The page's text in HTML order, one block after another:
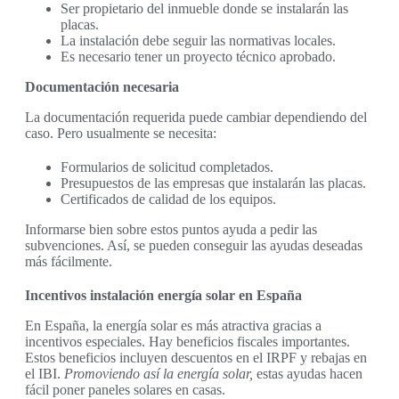
Ser propietario del inmueble donde se instalarán las
placas.
La instalación debe seguir las normativas locales.
Es necesario tener un proyecto técnico aprobado.
Documentación necesaria
La documentación requerida puede cambiar dependiendo del
caso. Pero usualmente se necesita:
Formularios de solicitud completados.
Presupuestos de las empresas que instalarán las placas.
Certificados de calidad de los equipos.
Informarse bien sobre estos puntos ayuda a pedir las
subvenciones. Así, se pueden conseguir las ayudas deseadas
más fácilmente.
Incentivos instalación energía solar en España
En España, la energía solar es más atractiva gracias a
incentivos especiales. Hay beneficios fiscales importantes.
Estos beneficios incluyen descuentos en el IRPF y rebajas en
el IBI. Promoviendo así la energía solar, estas ayudas hacen
fácil poner paneles solares en casas.